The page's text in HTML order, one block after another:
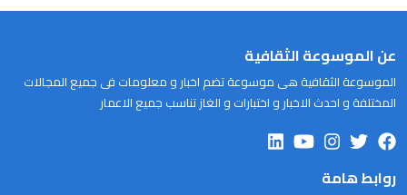
عن الموسوعة الثقافية
الموسوعة الثقافية هى موسوعة تضم اخبار و معلومات فى جميع المجالات
المختلفة و احدث الاخبار و اختبارات و الغاز تناسب جميع الاعمار
روابط هامة